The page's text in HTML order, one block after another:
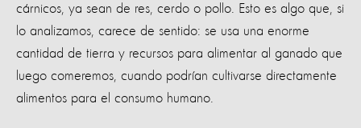
cárnicos, ya sean de res, cerdo o pollo. Esto es algo que, si
lo analizamos, carece de sentido: se usa una enorme
cantidad de tierra y recursos para alimentar al ganado que
luego comeremos, cuando podrían cultivarse directamente
alimentos para el consumo humano.